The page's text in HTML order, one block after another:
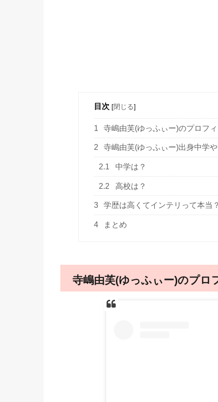
目次 [閉じる]
1 寺嶋由芙(ゆっふぃー)のプロフ
2 寺嶋由芙(ゆっふぃー)出身中学
2.1 中学は？
2.2 高校は？
3 学歴は高くてインテリって本当
4 まとめ
寺嶋由芙(ゆっふぃー)のプロ